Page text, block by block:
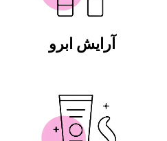
آرایش ابرو